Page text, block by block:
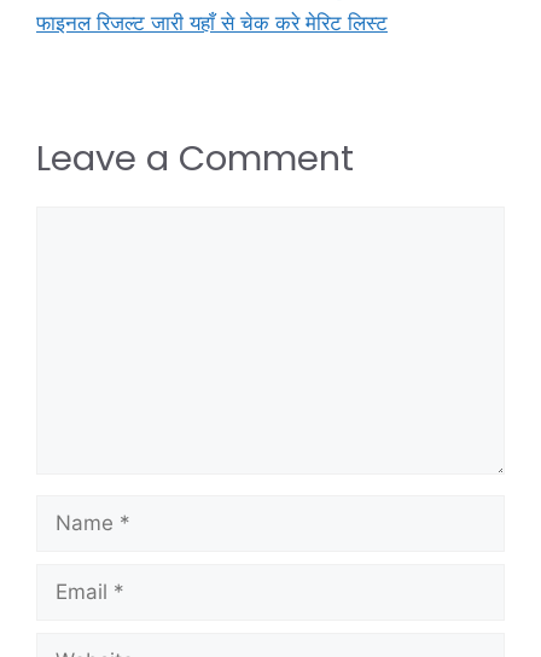
फाइनल रिजल्ट जारी यहाँ से चेक करे मेरिट लिस्ट
Leave a Comment